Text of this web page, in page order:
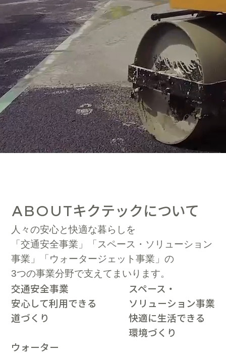
ABOUTキクテックについて
人々の安心と快適な暮らしを
「交通安全事業」「スペース・ソリューション
事業」「ウォータージェット事業」の
3つの事業分野で支えてまいります。
交通安全事業
安心して利用できる
道づくり
スペース・
ソリューション事業
快適に生活できる
環境づくり
ウォーター